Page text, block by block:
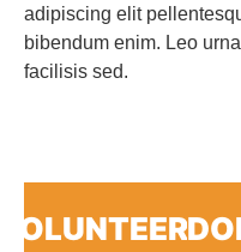
adipiscing elit
bibendum enim. Leo
facilisis sed.